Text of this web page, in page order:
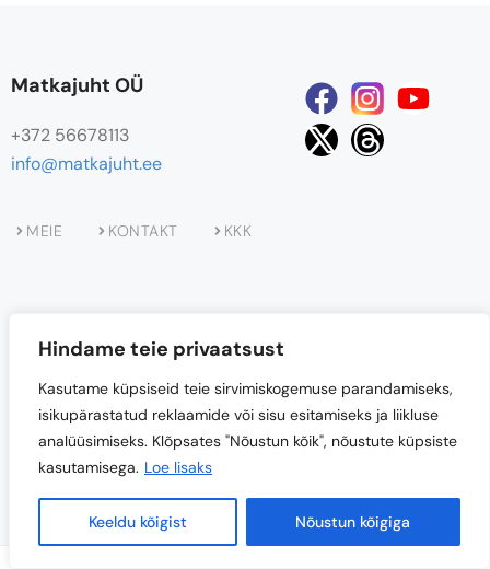
Hindame teie privaatsust
Kasutame küpsiseid teie sirvimiskogemuse parandamiseks,
isikupärastatud reklaamide või sisu esitamiseks ja liikluse
analüüsimiseks. Klõpsates "Nõustun kõik", nõustute küpsiste
kasutamisega. Loe lisaks
Keeldu kõigist Nõustun kõigiga
Matkajuht OÜ
+372 56678113
info@matkajuht.ee
MEIE KONTAKT KKK
Projekti“Matkajuht OÜ loodusturismi teenuste
uuendamine ja teenuste valiku laiendamine”